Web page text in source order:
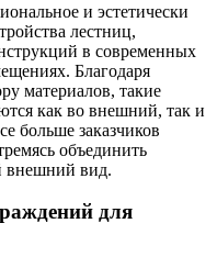
и эстетически
лестниц,
в современных
Благодаря
материалов, такие
как во внешний, так и
больше заказчиков
объединить
внешний вид.
для